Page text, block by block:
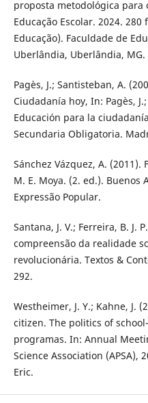
proposta metodológica para
Educação Escolar. 2024.
Educação). Faculdade de
Uberlândia, Uberlândia, MG.
Pagès, J.; Santisteban, A.
Ciudadanía hoy, In: Pagès,
Educación para la
Secundaria Obligatoria.
Sánchez Vázquez, A.
M. E. Moya. (2. ed.). Buenos
Expressão Popular.
Santana, J. V.; Ferreira, B. J.
compreensão da realidade
revolucionária. Textos &
292.
Westheimer, J. Y.; Kahne, J.
citizen. The politics of
programas. In: Annual
Science Association (APSA),
Eric.